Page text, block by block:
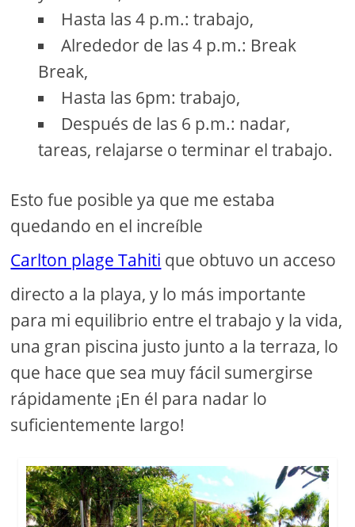
Hasta las 4 p.m.: trabajo,
Alrededor de las 4 p.m.: Break
Break,
Hasta las 6pm: trabajo,
Después de las 6 p.m.: nadar,
tareas, relajarse o terminar el trabajo.
Esto fue posible ya que me estaba
quedando en el increíble
Carlton plage Tahiti que obtuvo un acceso
directo a la playa, y lo más importante
para mi equilibrio entre el trabajo y la vida,
una gran piscina justo junto a la terraza, lo
que hace que sea muy fácil sumergirse
rápidamente ¡En él para nadar lo
suficientemente largo!